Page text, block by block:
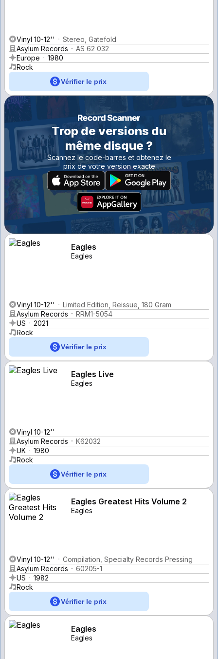
Vinyl 10-12''
Stereo, Gatefold
Asylum Records
AS 62 032
Europe
1980
Rock
Vérifier le prix
Trop de versions du
même disque ?
Scannez le code-barres et obtenez le
prix de votre version exacte
Eagles
Eagles
Vinyl 10-12''
Limited Edition, Reissue, 180 Gram
Asylum Records
RRM1-5054
US
2021
Rock
Vérifier le prix
Eagles Live
Eagles
Vinyl 10-12''
Asylum Records
K62032
UK
1980
Rock
Vérifier le prix
Eagles Greatest Hits Volume 2
Eagles
Vinyl 10-12''
Compilation, Specialty Records Pressing
Asylum Records
60205-1
US
1982
Rock
Vérifier le prix
Eagles
Eagles